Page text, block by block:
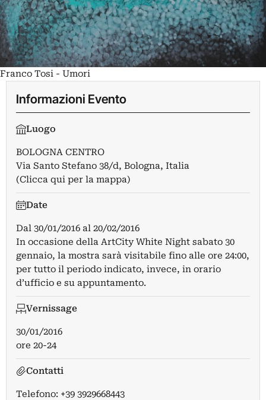
Franco Tosi - Umori
Informazioni Evento
Luogo
BOLOGNA CENTRO
Via Santo Stefano 38/d, Bologna, Italia
(Clicca qui per la mappa)
Date
Dal 30/01/2016 al 20/02/2016
In occasione della ArtCity White Night sabato 30
gennaio, la mostra sarà visitabile fino alle ore 24:00,
per tutto il periodo indicato, invece, in orario
d’ufficio e su appuntamento.
Vernissage
30/01/2016
ore 20-24
Contatti
Telefono: +39 3929668443